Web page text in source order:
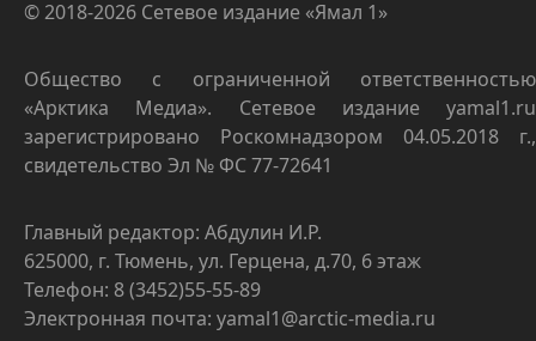
© 2018-2026 Сетевое издание «Ямал 1»
Общество с ограниченной ответственностью
«Арктика Медиа». Сетевое издание yamal1.ru
зарегистрировано Роскомнадзором 04.05.2018 г.,
свидетельство Эл № ФС 77-72641
Главный редактор: Абдулин И.Р.
625000, г. Тюмень, ул. Герцена, д.70, 6 этаж
Телефон: 8 (3452)55-55-89
Электронная почта: yamal1@arctic-media.ru